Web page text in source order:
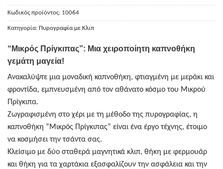
Κωδικός προϊόντος: 10064
Κατηγορία: Πυρογραφία με Κλιπ
“Μικρός Πρίγκιπας”: Μια χειροποίητη καπνοθήκη
γεμάτη μαγεία!
Ανακαλύψτε μια μοναδική καπνοθήκη, φτιαγμένη με μεράκι και
φροντίδα, εμπνευσμένη από τον αθάνατο κόσμο του Μικρού
Πρίγκιπα.
Ζωγραφισμένη στο χέρι με τη μέθοδο της πυρογραφίας, η
καπνοθήκη “Μικρός Πρίγκιπας” είναι ένα έργο τέχνης, έτοιμο
να κοσμήσει την τσάντα σας.
Κλείσιμο με δύο σταθερά μαγνητικά κλιπ, θήκη με φερμουάρ
και θήκη για τα χαρτάκια εξασφαλίζουν την ασφάλεια και την